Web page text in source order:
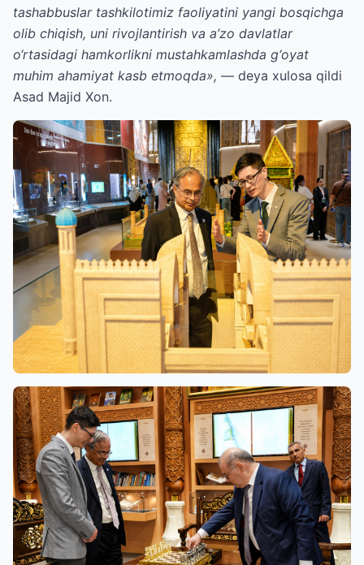
tashabbuslar tashkilotimiz faoliyatini yangi bosqichga
olib chiqish, uni rivojlantirish va a’zo davlatlar
o‘rtasidagi hamkorlikni mustahkamlashda g‘oyat
muhim ahamiyat kasb etmoqda», — deya xulosa qildi
Asad Majid Xon.